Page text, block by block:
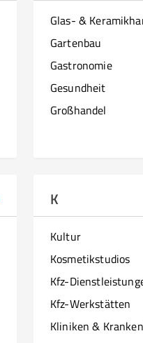
Glas- &
Gartenbau
Gastronomie
Gesundheit
Großhandel
K
Kultur
Kosmetikstudios
Kfz-
Kfz-Werkstätten
Kliniken &